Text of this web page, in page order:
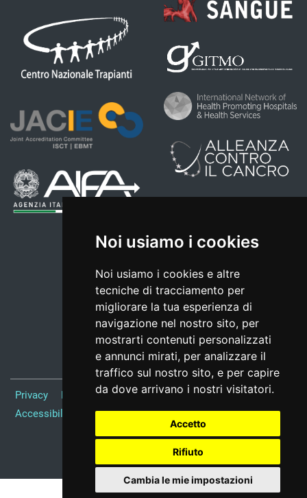
Noi usiamo i cookies
Noi usiamo i cookies e altre
tecniche di tracciamento per
migliorare la tua esperienza di
navigazione nel nostro sito, per
mostrarti contenuti personalizzati
e annunci mirati, per analizzare il
traffico sul nostro sito, e per capire
da dove arrivano i nostri visitatori.
Accetto
Rifiuto
Cambia le mie impostazioni
Privacy Note Legali Responsabile del sito
Credits
Accessibilità
Preferenze cookie
Realizzato da